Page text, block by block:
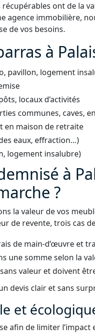
ont de la
agence immobilière,
de vos besoins.
à
pavillon, logement
locaux d’activités
communes, caves,
en maison de retraite
eaux, effraction…)
logement insalubre)
à
?
la valeur de vos
de revente, trois cas
de main-d’œuvre et
une somme selon la
valeur et doivent
devis clair et sans
et
afin de limiter l’impact